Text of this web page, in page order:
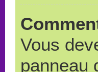
Vous
panneau